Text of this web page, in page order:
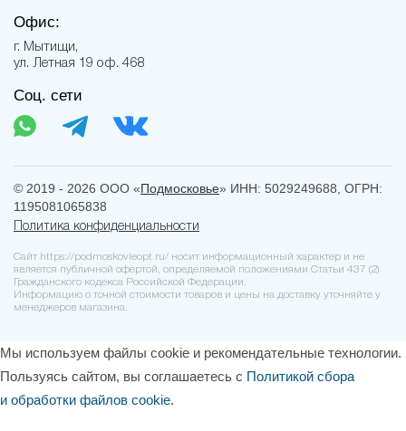
Офис:
г. Мытищи,
ул. Летная 19 оф. 468
Соц. сети
© 2019 - 2026 ООО «Подмосковье» ИНН: 5029249688, ОГРН:
1195081065838
Политика конфиденциальности
Сайт https://podmoskovieopt.ru/ носит информационный характер и не
является публичной офертой, определяемой положениями Статьи 437 (2)
Гражданского кодекса Российской Федерации.
Информацию о точной стоимости товаров и цены на доставку уточняйте у
менеджеров магазина.
Мы используем файлы cookie и рекомендательные технологии.
Пользуясь сайтом, вы соглашаетесь с Политикой сбора
и обработки файлов cookie.